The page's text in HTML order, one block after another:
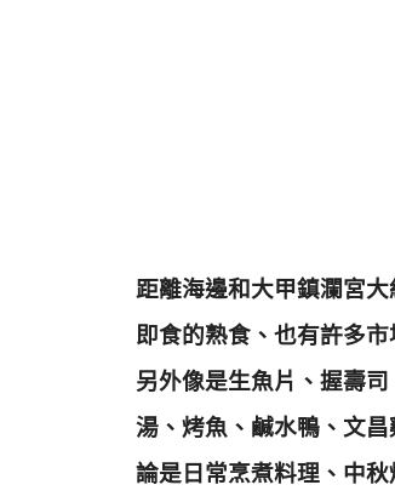
距離海邊和大甲鎮瀾宮
即食的熟食、也有許多
另外像是生魚片、握壽
湯、烤魚、鹹水鴨、文
論是日常烹煮料理、中